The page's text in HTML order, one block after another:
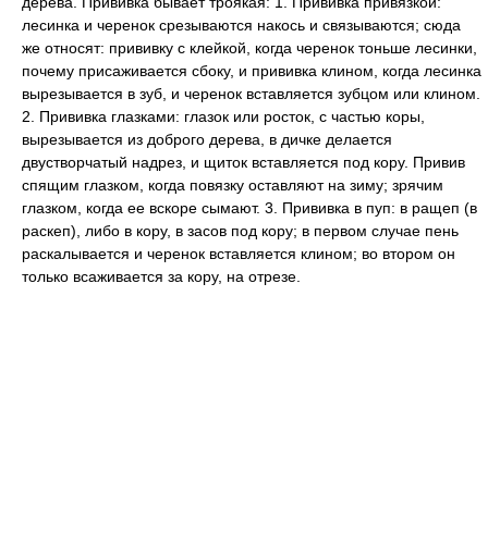
лесинка и черенок срезываются накось и связываются; сюда
же относят: прививку с клейкой, когда черенок тоньше лесинки,
почему присаживается сбоку, и прививка клином, когда лесинка
вырезывается в зуб, и черенок вставляется зубцом или клином.
2. Прививка глазками: глазок или росток, с частью коры,
вырезывается из доброго дерева, в дичке делается
двустворчатый надрез, и щиток вставляется под кору. Привив
спящим глазком, когда повязку оставляют на зиму; зрячим
глазком, когда ее вскоре сымают. 3. Прививка в пуп: в ращеп (в
раскеп), либо в кору, в засов под кору; в первом случае пень
раскалывается и черенок вставляется клином; во втором он
только всаживается за кору, на отрезе.